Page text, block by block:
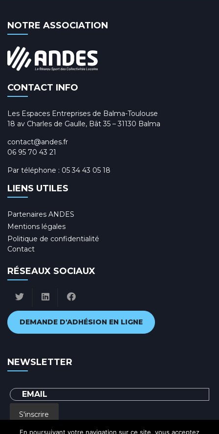
NOTRE ASSOCIATION
CONTACT INFO
Les Espaces Entreprises de Balma-Toulouse
18 av Charles de Gaulle, Bât 35 – 31130 Balma
contact@andes.fr
06 95 70 43 21
Par téléphone : 05 34 43 05 18
LIENS UTILES
Partenaires ANDES
Mentions légales
Politique de confidentialité
Contact
RÉSEAUX SOCIAUX
DEMANDE D'ADHÉSION EN LIGNE
NEWSLETTER
S'inscrire
En poursuivant votre navigation sur ce site, vous acceptez